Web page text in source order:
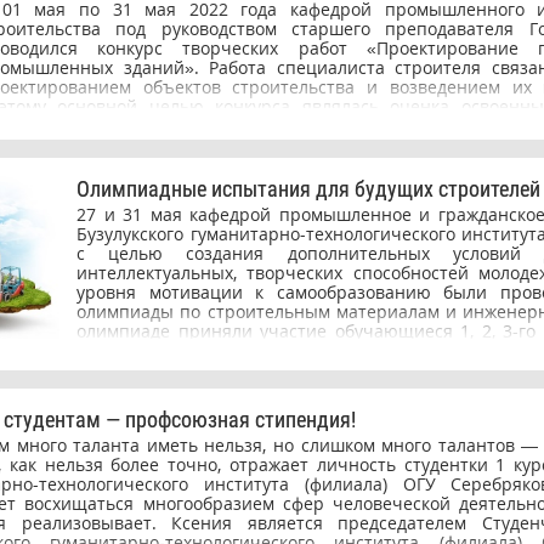
мая по 31 мая 2022 года кафедрой промышленного и
под руководством старшего преподавателя
конкурс творческих работ «Проектирование
зданий». Работа специалиста строителя
объектов строительства и возведением
основной целью конкурса являлась оценка
развития проективной деятельности
современного производства к повышению
компетентности специалиста; -
навыков профессиональной деятельности и
профессиональной компетентности,
- спецификой дисциплин, связанной с их
информированностью содержания,
вопросов. В конкурсе творческих работ приняли участие
среднепрофессиональных образовательных
строительный колледж», ГБПОУ Самарской области
колледж", ГАПОУ «Новотроицкий
строительства. Критерии оценки конкурсных
и практическая значимость. Студенты
08.03.01 Строительство активно приняли
были отобраны лучшие работы в номинации
элементов», «Гражданские здания из
«Промышленные здания». Победители конкурса
участники сертификатами, руководители
конкурса желаем дальнейшего
Олимпиадные испытания для будущих строителей
27 и 31 мая кафедрой промышленное и гражданское
Бузулукского гуманитарно-технологического
с целью создания дополнительных условий
интеллектуальных, творческих способностей
уровня мотивации к самообразованию были
олимпиады по строительным материалам и
олимпиаде приняли участие обучающиеся 1, 2, 3-го
образования направления подготовки 08.03.01
профиль «Промышленное и гражданское
ГБПОУ Мелеузовского многопрофильного
колледжа, ГАПОУ Новотроицкого строительного
Бузулукского строительного колледжа. Всего на
было принято более 160-ти заявок.
определялись по максимальному проценту
заданий.
— профсоюзная стипендия!
много таланта иметь нельзя, но слишком много талантов
нельзя более точно, отражает личность студентки 1
технологического института (филиала) ОГУ
восхищаться многообразием сфер человеческой
реализовывает. Ксения является председателем